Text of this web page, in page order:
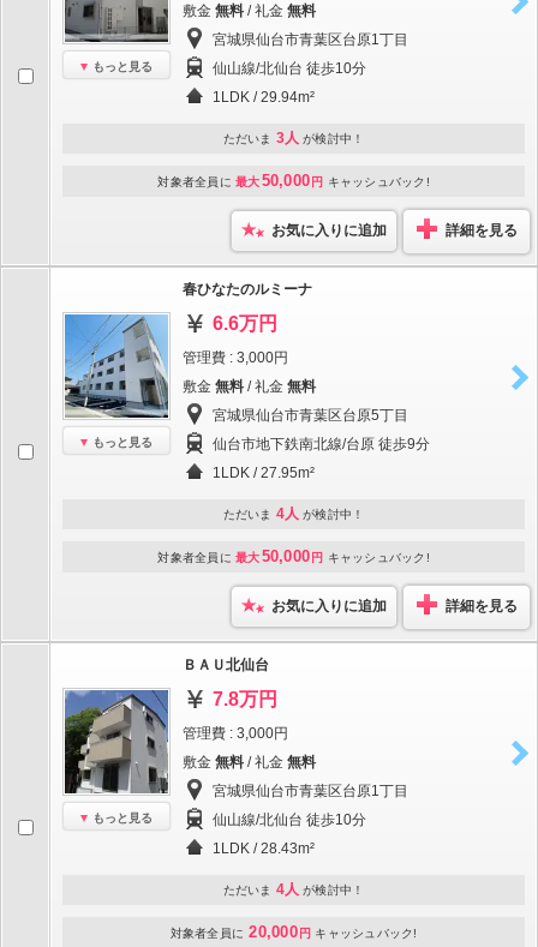
もっと見る
敷金 無料 / 礼金 無料
宮城県仙台市青葉区台原1丁目
仙山線/北仙台 徒歩10分
1LDK / 29.94m²
ただいま 3人 が検討中！
対象者全員に 最大50,000 円 キャッシュバック!
お気に入りに追加 詳細を見る
もっと見る
春ひなたのルミーナ
6.6万円
管理費 : 3,000円
敷金 無料 / 礼金 無料
宮城県仙台市青葉区台原5丁目
仙台市地下鉄南北線/台原 徒歩9分
1LDK / 27.95m²
ただいま 4人 が検討中！
対象者全員に 最大50,000 円 キャッシュバック!
お気に入りに追加 詳細を見る
もっと見る
ＢＡＵ北仙台
7.8万円
管理費 : 3,000円
敷金 無料 / 礼金 無料
宮城県仙台市青葉区台原1丁目
仙山線/北仙台 徒歩10分
1LDK / 28.43m²
ただいま 4人 が検討中！
対象者全員に 20,000 円 キャッシュバック!